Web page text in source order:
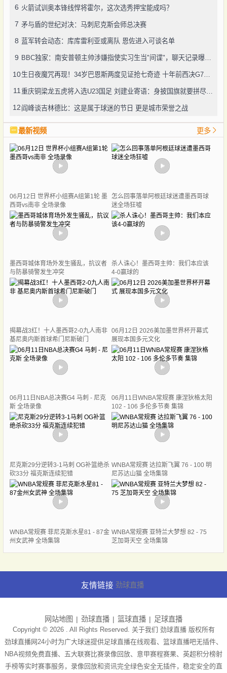
6 火箭试训奥本锋线悍将霍尔，这次选秀押宝能成吗？
7 矛与盾的世纪对决：马刺尼克斯会师总决赛
8 蓝军转会动态：库库雷利亚或离队 恩佐进入可谈名单
9 BBC独家：南安普顿主帅涉嫌指使实习生当"间谍"，聊天记录曝光引轩然大波
10 生日夜魔咒再现！34岁巴恩斯两度见证抢七奇迹 十年前西决G7也曾送雷霆回家
11 重庆铜梁龙五虎将入选U23国足 刘建业寄语：身披国旗就要拼尽全力
12 阎峰谈吉林德比：这是属于球迷的节日 更是城市荣誉之战
最新视频 更多
06月12日 世界杯小组赛A组第1轮 墨
西哥vs南非 全场录像
怎么回事落单阿根廷球迷遭墨西哥球
迷全场狂嘘
墨西哥城体育场外发生骚乱，抗议者
与防暴骑警发生冲突
杀人诛心！墨西哥主帅：我们本应该
4-0赢球的
揭幕战3红！十人墨西哥2-0九人南非
基尼奥内斯首球希门尼斯破门
06月12日 2026美加墨世界杯开幕式
展现本国多元文化
06月11日NBA总决赛G4 马刺 - 尼克
斯 全场录像
06月11日WNBA常规赛 康涅狄格太阳
102 - 106 多伦多节奏 集锦
尼克斯29分逆转3-1马刺 OG补篮绝杀
砍33分 福克斯连续犯错
WNBA常规赛 达拉斯飞翼 76 - 100 明
尼苏达山猫 全场集锦
WNBA常规赛 菲尼克斯水星81 - 87金
州女武神 全场集锦
WNBA常规赛 亚特兰大梦想 82 - 75
芝加哥天空 全场集锦
友情链接 劲球直播
网站地图 劲球直播 篮球直播 足球直播
Copyright © 2026 . All Rights Reserved. 关于我们 劲球直播版权所有
劲球直播网24小时为广大球迷提供足球直播在线观看、篮球直播吧无插件、
NBA视频免费直播、五大联赛比赛录像回放、意甲赛程赛果、英超积分榜射
手榜等实时赛事服务，录像回放和资讯完全绿色安全无插件，稳定安全的直